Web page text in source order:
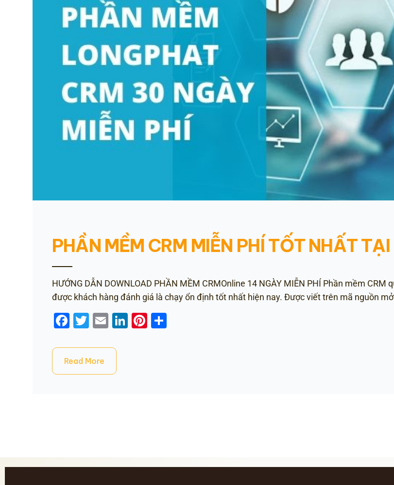
PHẦN MỀM CRM MIỄN PHÍ TỐT NHẤT
HƯỚNG DẪN DOWNLOAD PHẦN MỀM CRMOnline 14 NGÀY MIỄN PHÍ Phần mềm
được khách hàng đánh giá là chạy ổn định tốt nhất hiện nay. Được viết trên mã nguồn
Facebook
Twitter
EmailLinkedIn
Pinterest
Read More